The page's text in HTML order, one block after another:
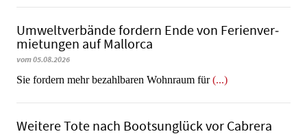
Umweltverbände fordern Ende von Fe­ri­en­ver­
mie­tun­gen auf Mallorca
vom 05.08.2026
Sie fordern mehr bezahlbaren Wohnraum für(...)
Weitere Tote nach Bootsunglück vor Cabrera